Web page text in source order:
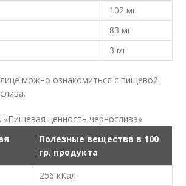
102 мг
83 мг
3 мг
можно ознакомиться с пищевой
«Пищевая ценность чернослива»
Полезные вещества в 100
гр. продукта
256 кКал